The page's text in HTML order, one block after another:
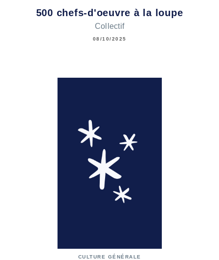
500 chefs-d'oeuvre à la loupe
Collectif
08/10/2025
CULTURE GÉNÉRALE